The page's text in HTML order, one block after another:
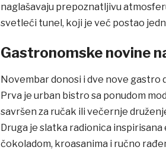
naglašavaju prepoznatljivu
svetleći tunel, koji je već postao
Gastronomske novine
Novembar donosi i dve nove gastro
Prva je urban bistro sa ponudom
savršen za ručak ili večernje
Druga je slatka radionica
čokoladom, kroasanima i ručno